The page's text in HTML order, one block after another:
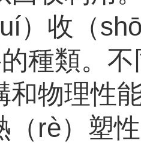
）收（
種類。
和物理性
（rè）塑